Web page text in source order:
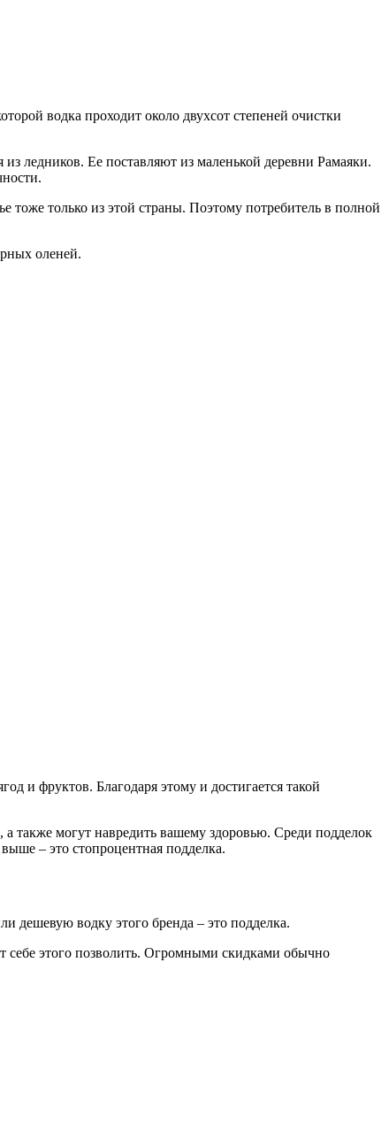
водка проходит около двухсот степеней очистки
ледников. Ее поставляют из маленькой деревни Рамаяки.
тоже только из этой страны. Поэтому потребитель в полной
оленей.
и фруктов. Благодаря этому и достигается такой
также могут навредить вашему здоровью. Среди подделок
– это стопроцентная подделка.
дешевую водку этого бренда – это подделка.
себе этого позволить. Огромными скидками обычно